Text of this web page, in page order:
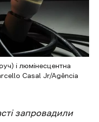
і люмінесцентна
Casal Jr/Agência
запровадили